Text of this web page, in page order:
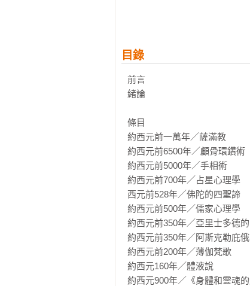
．誰是歷年最著名的神經性疾
．雞尾酒會效應是什麼？
．哪種藥品問市不到三年，就
入人類所知最耐人尋味的現象
親友的世界。請隨作者皮克倫
學里程碑。
本書內容條目依年代順序組織
與參照條目，提供更深入的資
目錄
前言
緒論
條目
約西元前一萬年／薩滿教
約西元前6500年／顱骨環鑽術
約西元前5000年／手相術
約西元前700年／占星心理學
西元前528年／佛陀的四聖諦
約西元前500年／儒家心理學
約西元前350年／亞里士多德的
約西元前350年／阿斯克勒庇
約西元前200年／薄伽梵歌
約西元160年／體液說
約西元900年／《身體和靈魂的